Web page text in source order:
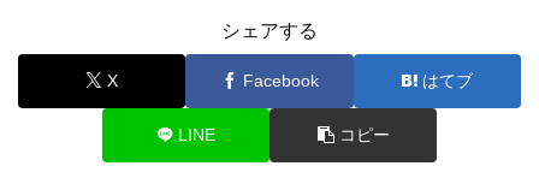
シェアする
X Facebook はてブ
LINE コピー